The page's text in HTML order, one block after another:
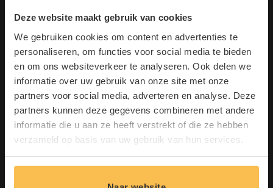
Maak kans op een gratis
Lantaarn!
Schrijf u in voor onze nieuwsbrief en
doe direct mee.
*
Deze website maakt gebruik van cookies
We gebruiken cookies om content en advertenties te
personaliseren, om functies voor social media te bieden
en om ons websiteverkeer te analyseren. Ook delen we
informatie over uw gebruik van onze site met onze
partners voor social media, adverteren en analyse. Deze
partners kunnen deze gegevens combineren met andere
informatie die u aan ze heeft verstrekt of die ze hebben
verzameld op basis van uw gebruik van hun services.
Mijlstraat 24-25
5281 LL Boxtel
T:0411 683 601
E:info@vouwwagenspecialist.nl
Menu
Vouwwagens